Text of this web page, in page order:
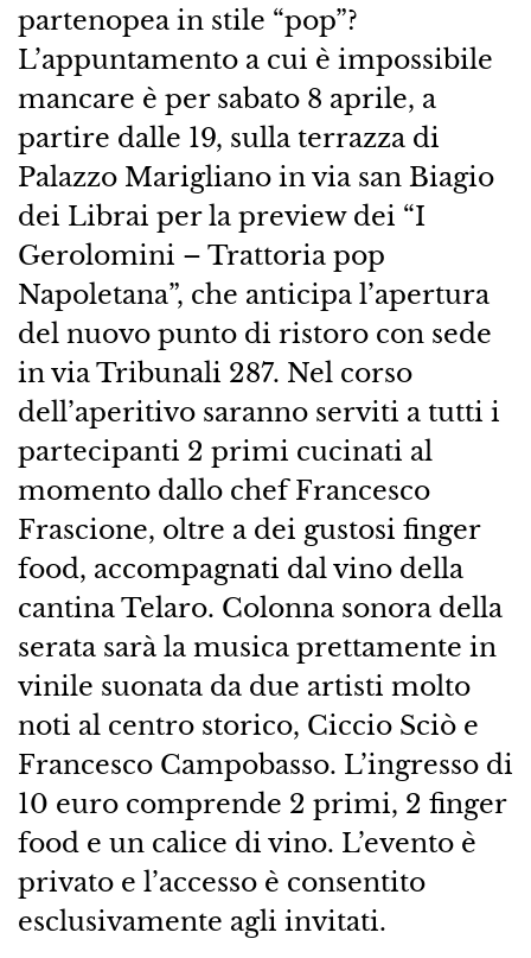
partenopea in stile “pop”?
L’appuntamento a cui è impossibile
mancare è per sabato 8 aprile, a
partire dalle 19, sulla terrazza di
Palazzo Marigliano in via san Biagio
dei Librai per la preview dei “I
Gerolomini – Trattoria pop
Napoletana”, che anticipa l’apertura
del nuovo punto di ristoro con sede
in via Tribunali 287. Nel corso
dell’aperitivo saranno serviti a tutti i
partecipanti 2 primi cucinati al
momento dallo chef Francesco
Frascione, oltre a dei gustosi finger
food, accompagnati dal vino della
cantina Telaro. Colonna sonora della
serata sarà la musica prettamente in
vinile suonata da due artisti molto
noti al centro storico, Ciccio Sciò e
Francesco Campobasso. L’ingresso di
10 euro comprende 2 primi, 2 finger
food e un calice di vino. L’evento è
privato e l’accesso è consentito
esclusivamente agli invitati.